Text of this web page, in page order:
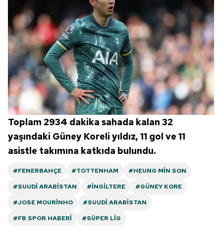
Toplam 2934 dakika sahada kalan 32
yaşındaki Güney Koreli yıldız, 11 gol ve 11
asistle takımına katkıda bulundu.
#FENERBAHÇE #TOTTENHAM
#HEUNG MIN SON
#SUUDI ARABISTAN
#İNGILTERE
#GÜNEY KORE
#JOSE MOURINHO
#SUUDI ARABISTAN
#FB SPOR HABERI
#SÜPER LIG